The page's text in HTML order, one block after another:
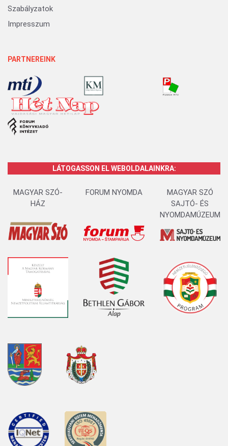
Szabályzatok
Impresszum
PARTNEREINK
LÁTOGASSON EL WEBOLDALAINKRA:
MAGYAR SZÓ-
HÁZ
FORUM NYOMDA
MAGYAR SZÓ
SAJTÓ- ÉS
NYOMDAMÚZEUM